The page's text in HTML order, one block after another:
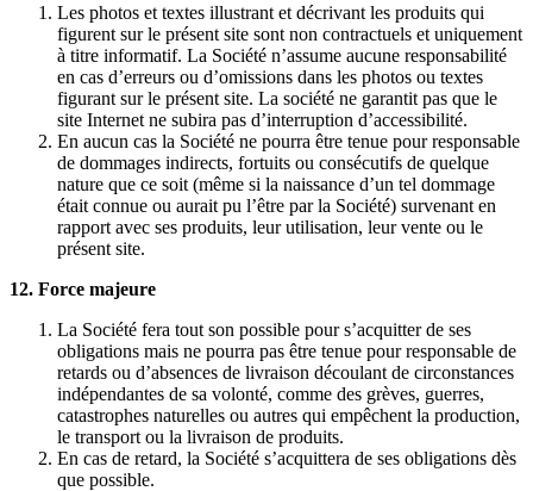
Les photos et textes illustrant et décrivant les produits qui
figurent sur le présent site sont non contractuels et uniquement
à titre informatif. La Société n’assume aucune responsabilité
en cas d’erreurs ou d’omissions dans les photos ou textes
figurant sur le présent site. La société ne garantit pas que le
site Internet ne subira pas d’interruption d’accessibilité.
En aucun cas la Société ne pourra être tenue pour responsable
de dommages indirects, fortuits ou consécutifs de quelque
nature que ce soit (même si la naissance d’un tel dommage
était connue ou aurait pu l’être par la Société) survenant en
rapport avec ses produits, leur utilisation, leur vente ou le
présent site.
12. Force majeure
La Société fera tout son possible pour s’acquitter de ses
obligations mais ne pourra pas être tenue pour responsable de
retards ou d’absences de livraison découlant de circonstances
indépendantes de sa volonté, comme des grèves, guerres,
catastrophes naturelles ou autres qui empêchent la production,
le transport ou la livraison de produits.
En cas de retard, la Société s’acquittera de ses obligations dès
que possible.